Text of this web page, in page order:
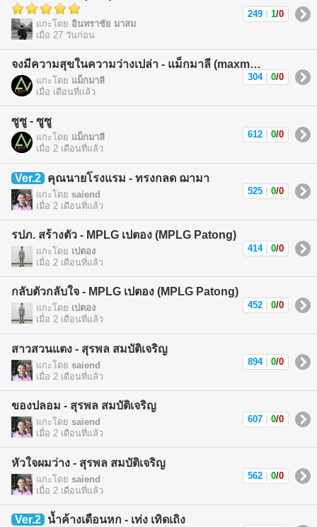
แกะโดย อินทราชัย มาสม
เมื่อ 27 วันก่อน
249 1/0
จงมีความสุขในความว่างเปล่า - แม็กมาลี (maxmalee)
แกะโดย แม็กมาลี
เมื่อ เดือนที่แล้ว
304 0/0
ซูซู - ซูซู
แกะโดย แม็กมาลี
เมื่อ 2 เดือนที่แล้ว
612 0/0
Ver.2 คุณนายโรงแรม - ทรงกลด ฌามา
แกะโดย saiend
เมื่อ 2 เดือนที่แล้ว
525 0/0
รปภ. สร้างตัว - MPLG เปตอง (MPLG Patong)
แกะโดย เปตอง
เมื่อ 2 เดือนที่แล้ว
414 0/0
กลับตัวกลับใจ - MPLG เปตอง (MPLG Patong)
แกะโดย เปตอง
เมื่อ 2 เดือนที่แล้ว
452 0/0
สาวสวนแตง - สุรพล สมบัติเจริญ
แกะโดย saiend
เมื่อ 2 เดือนที่แล้ว
894 0/0
ของปลอม - สุรพล สมบัติเจริญ
แกะโดย saiend
เมื่อ 2 เดือนที่แล้ว
607 0/0
หัวใจผมว่าง - สุรพล สมบัติเจริญ
แกะโดย saiend
เมื่อ 2 เดือนที่แล้ว
562 0/0
Ver.2 น้ำค้างเดือนหก - เท่ง เทิดเถิง